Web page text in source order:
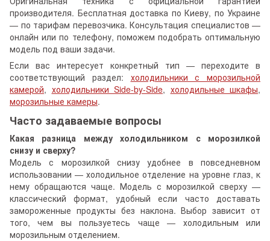
производителя. Бесплатная доставка по Киеву, по Украине
— по тарифам перевозчика. Консультация специалистов —
онлайн или по телефону, поможем подобрать оптимальную
модель под ваши задачи.
Если вас интересует конкретный тип — переходите в
соответствующий раздел: холодильники с морозильной
камерой, холодильники Side-by-Side, холодильные шкафы,
морозильные камеры.
Часто задаваемые вопросы
Какая разница между холодильником с морозилкой
снизу и сверху?
Модель с морозилкой снизу удобнее в повседневном
использовании — холодильное отделение на уровне глаз, к
нему обращаются чаще. Модель с морозилкой сверху —
классический формат, удобный если часто доставать
замороженные продукты без наклона. Выбор зависит от
того, чем вы пользуетесь чаще — холодильным или
морозильным отделением.